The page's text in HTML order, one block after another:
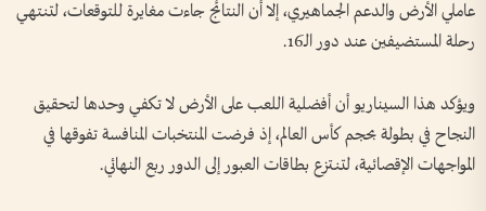
عاملي الأرض والدعم الجماهيري، إلا أن النتائج جاءت مغايرة للتوقعات، لتنتهي
رحلة المستضيفين عند دور الـ16.
ويؤكد هذا السيناريو أن أفضلية اللعب على الأرض لا تكفي وحدها لتحقيق
النجاح في بطولة بحجم كأس العالم، إذ فرضت المنتخبات المنافسة تفوقها في
المواجهات الإقصائية، لتنتزع بطاقات العبور إلى الدور ربع النهائي.